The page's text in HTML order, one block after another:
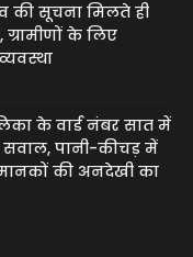
सूचना मिलते ही
के लिए
के वार्ड नंबर सात में
सवाल, पानी-कीचड़ में
मानकों की अनदेखी का